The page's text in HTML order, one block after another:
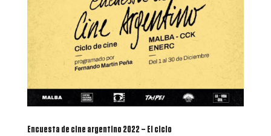
Encuesta de cine argentino 2022 – El ciclo